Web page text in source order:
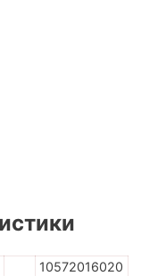
10572016020